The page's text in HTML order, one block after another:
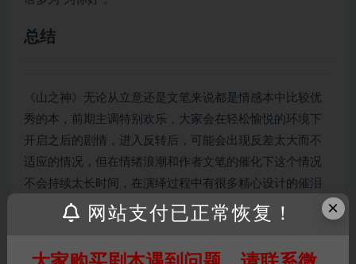
总结
《山之神》无论从立意还是文笔来说都是情感本中比较优
秀的本，前期主调特别欢乐，大家会在轻松愉悦的环境下
开启之后的剧情，进入反转后，可能会出现反差太大而不
适应的情况，但在情绪浪潮和作者文笔的催化下这个情况
不会持续太长时间，在演绎过程中有很多精心设计的催泪
环节，让玩家体会到前期有多欢乐后期就有多悲伤，作为
一个盒装本，在文笔，反转，演绎设计和催泪程度上都做
到了比较好的地步，有些格格不入的点也依旧瑕不掩瑜。
×
网站支付已正常恢复！